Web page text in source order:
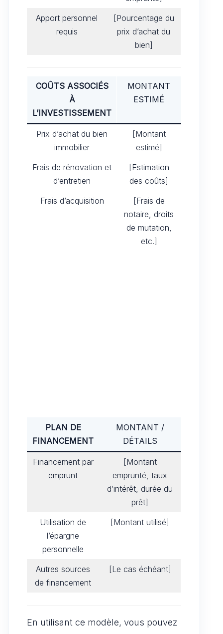
Apport personnel
requis
[Pourcentage du
prix d’achat du
bien]
COÛTS ASSOCIÉS
À
L’INVESTISSEMENT
MONTANT
ESTIMÉ
Prix d’achat du bien
immobilier
[Montant
estimé]
Frais de rénovation et
d’entretien
[Estimation
des coûts]
Frais d’acquisition
[Frais de
notaire, droits
de mutation,
etc.]
PLAN DE
FINANCEMENT
MONTANT /
DÉTAILS
Financement par
emprunt
[Montant
emprunté, taux
d’intérêt, durée du
prêt]
Utilisation de
l’épargne
personnelle
[Montant utilisé]
Autres sources
de financement
[Le cas échéant]
En utilisant ce modèle, vous pouvez